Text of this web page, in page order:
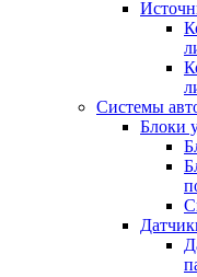
Системы
Блоки